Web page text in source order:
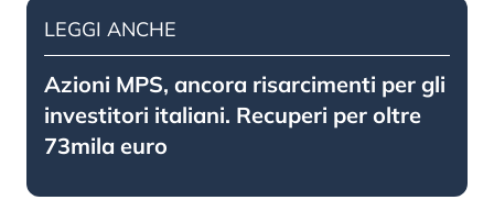
LEGGI ANCHE
Azioni MPS, ancora risarcimenti per gli
investitori italiani. Recuperi per oltre
73mila euro